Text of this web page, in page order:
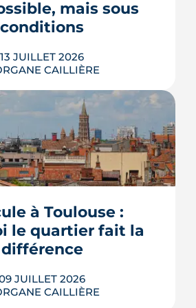
L'ARTICLEmais sous
conditions
13 JUILLET 2026
CAILLIÈRE
Sénat du 8 juillet, un
F ou G pourra rester
conditions de travaux.
retenir quand on
règles, des échéances et
manœuvre.
LIRE L'ARTICLE
à Toulouse :
le quartier fait la
différence
JUILLET 2026
CAILLIÈRE